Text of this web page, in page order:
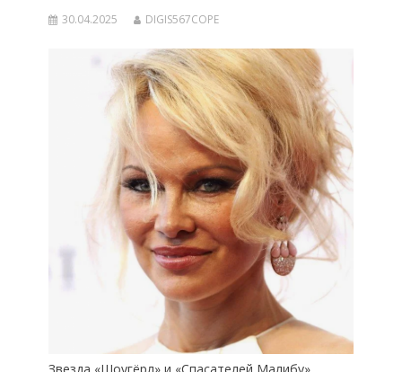
30.04.2025 DIGIS567COPE